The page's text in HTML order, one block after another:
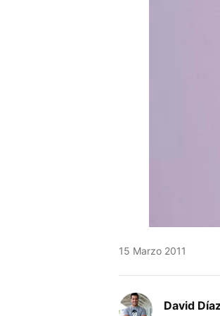
15 Marzo 2011
David